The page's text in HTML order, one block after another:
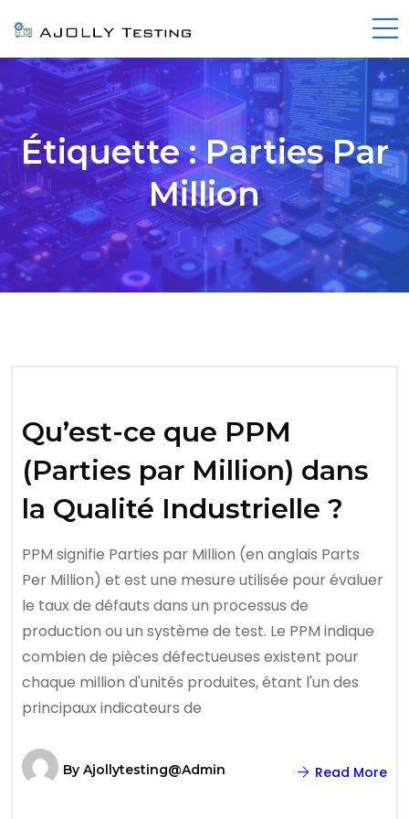
Étiquette :Parties Par
Million
Qu’est-ce que PPM
(Parties par Million) dans
la Qualité Industrielle ?
PPM signifie Parties par Million (en anglais Parts
Per Million) et est une mesure utilisée pour évaluer
le taux de défauts dans un processus de
production ou un système de test. Le PPM indique
combien de pièces défectueuses existent pour
chaque million d'unités produites, étant l'un des
principaux indicateurs de
By Ajollytesting@admin Read More